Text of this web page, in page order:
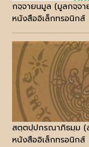
กจฺจายนมูล (มูลกจฺจ
หนังสืออิเล็กทรอนิกส์
สตฺตปฺปกรณาภิธมฺม (
หนังสืออิเล็กทรอนิกส์